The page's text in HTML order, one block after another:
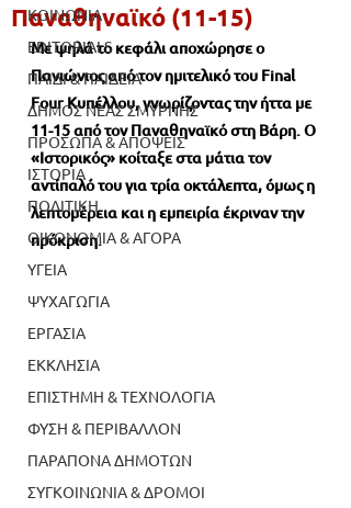
ΚΟΙΝΩΝΙΑ
EDITORIALS
ΠΑΙΔΙ & ΠΑΙΔΕΙΑ
ΔΗΜΟΣ ΝΕΑΣ ΣΜΥΡΝΗΣ
ΠΡΟΣΩΠΑ & ΑΠΟΨΕΙΣ
ΙΣΤΟΡΙΑ
ΠΟΛΙΤΙΚΗ
ΟΙΚΟΝΟΜΙΑ & ΑΓΟΡΑ
ΥΓΕΙΑ
ΨΥΧΑΓΩΓΙΑ
ΕΡΓΑΣΙΑ
ΕΚΚΛΗΣΙΑ
ΕΠΙΣΤΗΜΗ & ΤΕΧΝΟΛΟΓΙΑ
ΦΥΣΗ & ΠΕΡΙΒΑΛΛΟΝ
ΠΑΡΑΠΟΝΑ ΔΗΜΟΤΩΝ
ΣΥΓΚΟΙΝΩΝΙΑ & ΔΡΟΜΟΙ
Παναθηναϊκό (11-15)
Με ψηλά το κεφάλι αποχώρησε ο
Πανιώνιος από τον ημιτελικό του Final
Four Κυπέλλου, γνωρίζοντας την ήττα με
11-15 από τον Παναθηναϊκό στη Βάρη. Ο
«Ιστορικός» κοίταξε στα μάτια τον
αντίπαλό του για τρία οκτάλεπτα, όμως η
λεπτομέρεια και η εμπειρία έκριναν την
πρόκριση.